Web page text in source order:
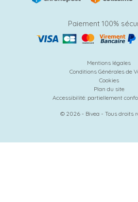
Paiement 100%
Mentions légales
Conditions Générales de
Cookies
Plan du site
Accessibilité: partiellement
© 2026 - Bivea - Tous droits